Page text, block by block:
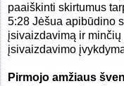
paaiškinti skirtumus
5:28 Jėšua apibūdino
įsivaizdavimą ir
įsivaizdavimo
Pirmojo amžiaus